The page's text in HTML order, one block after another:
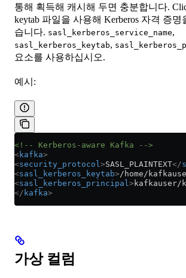
통해 획득해 캐시해 두면 충분합니다.
keytab 파일을 사용해 Kerberos 자격 증명
습니다. sasl_kerberos_service_name,
sasl_kerberos_keytab,
요소를 사용하십시오.
예시:
<!-- Kerberos-aware Kafka -->
<kafka>
<security_protocol >SASL_PLAINTEXT</
<sasl_kerberos_keytab> /home/
<sasl_kerberos_principal > kafkauser/
</ kafka>
가상 컬럼